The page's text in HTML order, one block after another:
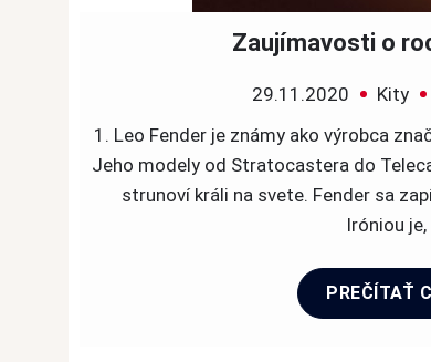
Zaujímavosti o
29.11.2020 Kity
1. Leo Fender je známy ako výrobca
Jeho modely od Stratocastera do
strunoví králi na svete. Fender sa
Iróniou
PREČÍTAŤ